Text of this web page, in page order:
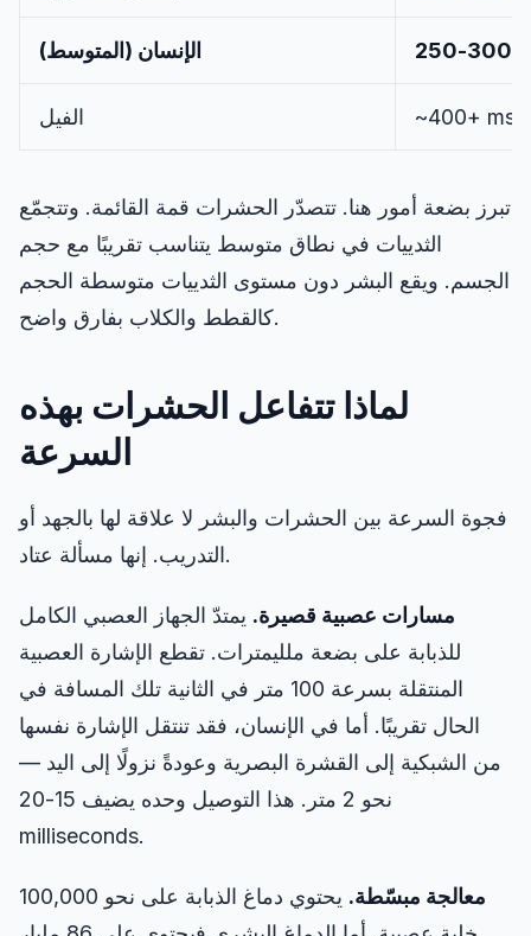
الإنسان (المتوسط) 250-300
الفيل ~400+ ms
تبرز بضعة أمور هنا. تتصدّر الحشرات قمة القائمة. وتتجمّع
الثدييات في نطاق متوسط يتناسب تقريبًا مع حجم
الجسم. ويقع البشر دون مستوى الثدييات متوسطة الحجم
كالقطط والكلاب بفارق واضح.
لماذا تتفاعل الحشرات بهذه
السرعة
فجوة السرعة بين الحشرات والبشر لا علاقة لها بالجهد أو
التدريب. إنها مسألة عتاد.
مسارات عصبية قصيرة. يمتدّ الجهاز العصبي الكامل
للذبابة على بضعة ملليمترات. تقطع الإشارة العصبية
المنتقلة بسرعة 100 متر في الثانية تلك المسافة في
الحال تقريبًا. أما في الإنسان، فقد تنتقل الإشارة نفسها
من الشبكية إلى القشرة البصرية وعودةً نزولًا إلى اليد —
نحو 2 متر. هذا التوصيل وحده يضيف 15-20
milliseconds.
معالجة مبسّطة.
يحتوي دماغ الذبابة على نحو 100,000